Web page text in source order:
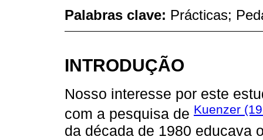
Palabras clave: Prácticas;
INTRODUÇÃO
Nosso interesse por este
com a pesquisa de Kuenzer
da década de 1980 educava